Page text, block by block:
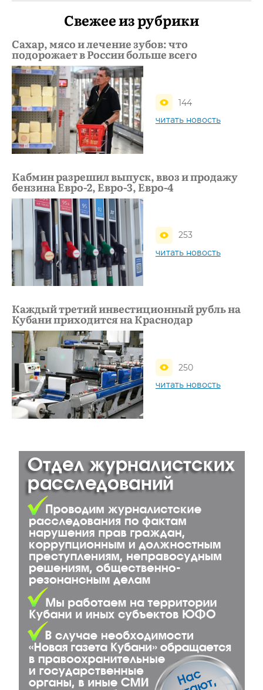
Свежее из рубрики
Сахар, мясо и лечение зубов: что
подорожает в России больше всего
144
читать новость
Кабмин разрешил выпуск, ввоз и продажу
бензина Евро-2, Евро-3, Евро-4
253
читать новость
Каждый третий инвестиционный рубль на
Кубани приходится на Краснодар
250
читать новость